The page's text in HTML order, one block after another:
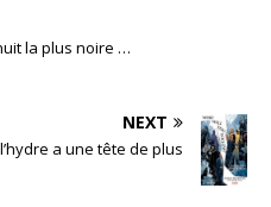
la plus noire …
NEXT
a une tête de plus